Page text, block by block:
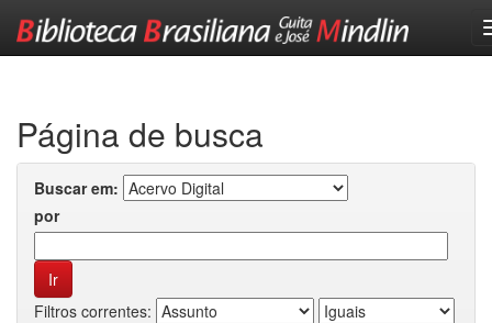
Página de busca
Buscar em:
por
Filtros correntes: